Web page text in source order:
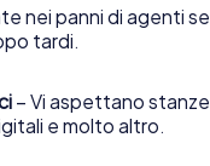
nei panni di agenti
tardi.
– Vi aspettano
e molto altro.